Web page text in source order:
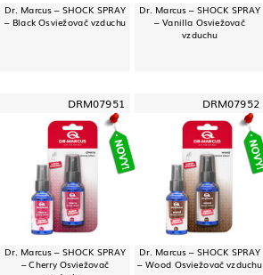
Dr. Marcus – SHOCK SPRAY
– Black Osviežovač vzduchu
Dr. Marcus – SHOCK SPRAY
– Vanilla Osviežovač
vzduchu
DRM07951
Dr. Marcus – SHOCK SPRAY
– Cherry Osviežovač
DRM07952
Dr. Marcus – SHOCK SPRAY
– Wood Osviežovač vzduchu